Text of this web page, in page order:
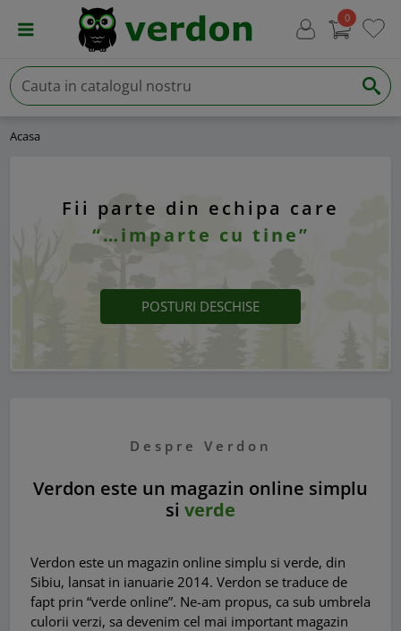
0
Acasa
Fii parte din echipa care
“…imparte cu tine”
POSTURI DESCHISE
Despre Verdon
Verdon este un magazin online simplu
si verde
Verdon este un magazin online simplu si verde, din
Sibiu, lansat in ianuarie 2014. Verdon se traduce de
fapt prin “verde online”. Ne-am propus, ca sub umbrela
culorii verzi, sa devenim cel mai important magazin